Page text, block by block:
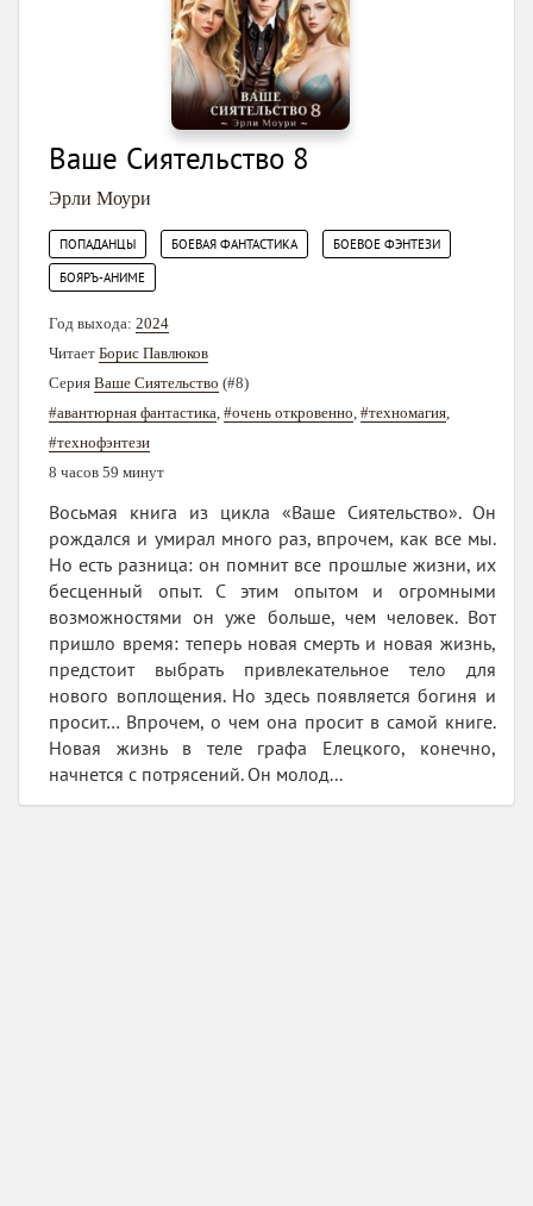
Ваше Сиятельство 8
Эрли Моури
ПОПАДАНЦЫ БОЕВАЯ ФАНТАСТИКА БОЕВОЕ ФЭНТЕЗИ
БОЯРЪ-АНИМЕ
Год выхода: 2024
Читает Борис Павлюков
Серия Ваше Сиятельство (#8)
#авантюрная фантастика #очень откровенно #техномагия
#технофэнтези
8 часов 59 минут
Восьмая книга из цикла «Ваше Сиятельство». Он
рождался и умирал много раз, впрочем, как все мы.
Но есть разница: он помнит все прошлые жизни, их
бесценный опыт. С этим опытом и огромными
возможностями он уже больше, чем человек. Вот
пришло время: теперь новая смерть и новая жизнь,
предстоит выбрать привлекательное тело для
нового воплощения. Но здесь появляется богиня и
просит… Впрочем, о чем она просит в самой книге.
Новая жизнь в теле графа Елецкого, конечно,
начнется с потрясений. Он молод...